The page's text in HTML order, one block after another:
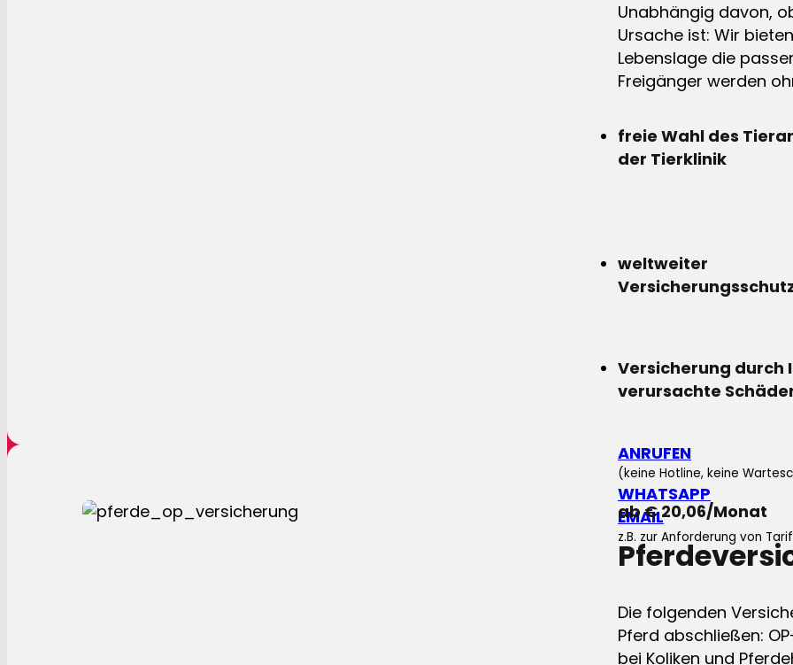
Unabhängig davon,
Ursache ist: Wir
Lebenslage die
Freigänger werden
freie Wahl des
der Tierklinik
weltweiter
Versicherung durch
verursachte
ANRUFEN
(keine Hotline, keine
WHATSAPP
EMAIL
z.B. zur Anforderung von
ab € 20,06/Monat
Die folgenden
Pferd abschließen:
bei Koliken und